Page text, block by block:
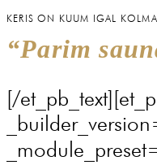
KERIS ON KUUM IGAL
“Parim
[/